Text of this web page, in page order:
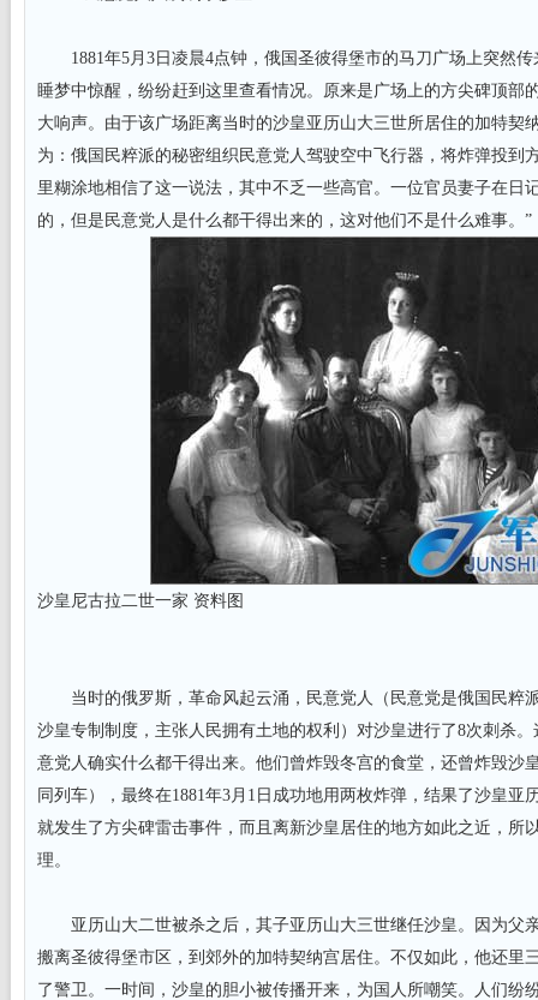
1881年5月3日凌晨4点钟，俄国圣彼得堡市的马刀广场上突然传
睡梦中惊醒，纷纷赶到这里查看情况。原来是广场上的方尖碑顶部
大响声。由于该广场距离当时的沙皇亚历山大三世所居住的加特契
为：俄国民粹派的秘密组织民意党人驾驶空中飞行器，将炸弹投到
里糊涂地相信了这一说法，其中不乏一些高官。一位官员妻子在日
的，但是民意党人是什么都干得出来的，这对他们不是什么难事。”
沙皇尼古拉二世一家 资料图
当时的俄罗斯，革命风起云涌，民意党人（民意党是俄国民粹
沙皇专制制度，主张人民拥有土地的权利）对沙皇进行了8次刺杀
意党人确实什么都干得出来。他们曾炸毁冬宫的食堂，还曾炸毁沙
同列车），最终在1881年3月1日成功地用两枚炸弹，结果了沙皇亚
就发生了方尖碑雷击事件，而且离新沙皇居住的地方如此之近，所
理。
亚历山大二世被杀之后，其子亚历山大三世继任沙皇。因为父
搬离圣彼得堡市区，到郊外的加特契纳宫居住。不仅如此，他还里
了警卫。一时间，沙皇的胆小被传播开来，为国人所嘲笑。人们纷